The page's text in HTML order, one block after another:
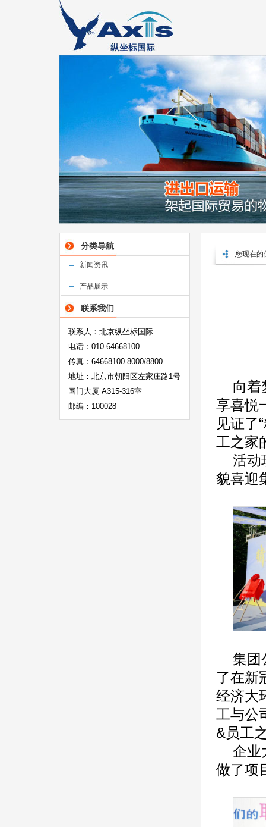
分类导航
新闻资讯
产品展示
联系我们
联系人：北京纵坐标国际
电话：010-64668100
传真：64668100-8000/8800
地址：北京市朝阳区左家庄路1号
国门大厦 A315-316室
邮编：100028
您现在的
向着
享喜悦
见证了
工之家
活动
貌喜迎
集团
了在新
经济大
工与公
&员工
企业
做了项